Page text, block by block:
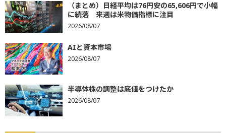
（まとめ）日経平均は76円安の65,606円で小幅
に続落 来週は米物価指標に注目
2026/08/07
AIと資本市場
2026/08/07
半導体株の調整は底値をつけたか
2026/08/07